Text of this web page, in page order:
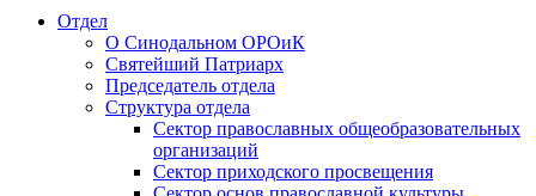
Отдел
О Синодальном ОРОиК
Святейший Патриарх
Председатель отдела
Структура отдела
Сектор православных общеобразовательных
организаций
Сектор приходского просвещения